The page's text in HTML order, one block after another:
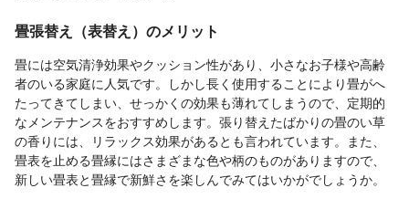
畳張替え（表替え）のメリット
畳には空気清浄効果やクッション性があり、小さなお子様や高齢
者のいる家庭に人気です。しかし長く使用することにより畳がへ
たってきてしまい、せっかくの効果も薄れてしまうので、定期的
なメンテナンスをおすすめします。張り替えたばかりの畳のい草
の香りには、リラックス効果があるとも言われています。また、
畳表を止める畳縁にはさまざまな色や柄のものがありますので、
新しい畳表と畳縁で新鮮さを楽しんでみてはいかがでしょうか。